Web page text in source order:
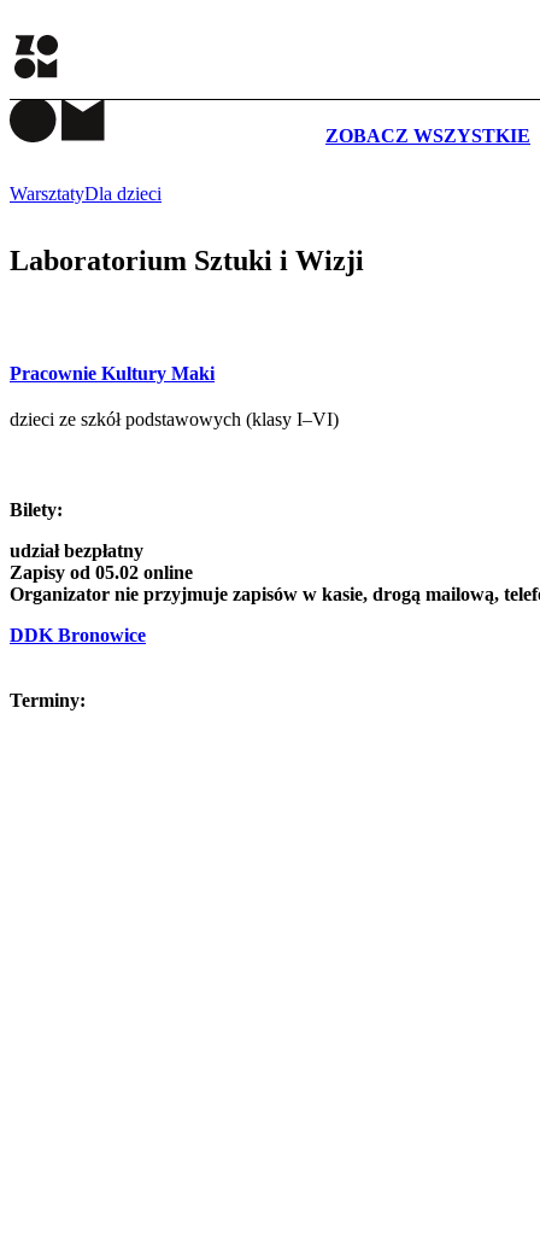
ZOBACZ WSZYSTKIE
WarsztatyDla dzieci
Laboratorium Sztuki i Wizji
Pracownie Kultury Maki
dzieci ze szkół podstawowych (klasy I–VI)
Bilety:
udział bezpłatny
Zapisy od 05.02 online
Organizator nie przyjmuje zapisów w kasie, drogą mailową,
DDK Bronowice
Terminy: